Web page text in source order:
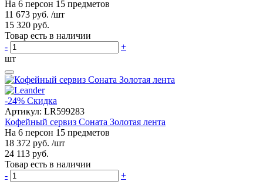
На 6 персон 15 предметов
11 673 руб. /шт
15 320 руб.
Товар есть в наличии
-
+
шт
-24% Скидка
Артикул: LR599283
Кофейный сервиз Соната Золотая лента
На 6 персон 15 предметов
18 372 руб. /шт
24 113 руб.
Товар есть в наличии
-
+